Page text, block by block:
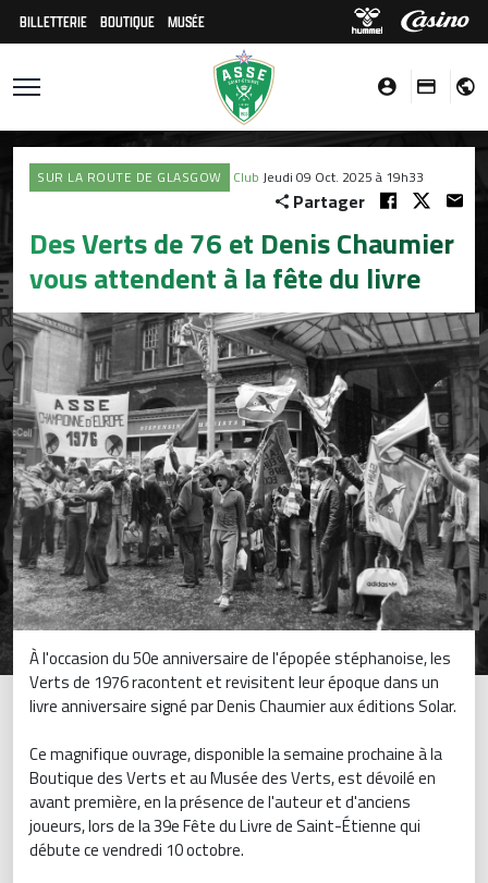
BILLETTERIE BOUTIQUE MUSÉE
SUR LA ROUTE DE GLASGOW Club Jeudi 09 Oct. 2025 à 19h33
Partager
Des Verts de 76 et Denis Chaumier
vous attendent à la fête du livre
À l'occasion du 50e anniversaire de l'épopée stéphanoise, les
Verts de 1976 racontent et revisitent leur époque dans un
livre anniversaire signé par Denis Chaumier aux éditions Solar.
Ce magnifique ouvrage, disponible la semaine prochaine à la
Boutique des Verts et au Musée des Verts, est dévoilé en
avant première, en la présence de l'auteur et d'anciens
joueurs, lors de la 39e Fête du Livre de Saint-Étienne qui
débute ce vendredi 10 octobre.